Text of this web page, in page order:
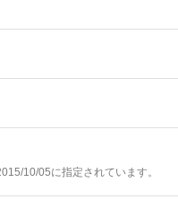
10/05に指定されています。